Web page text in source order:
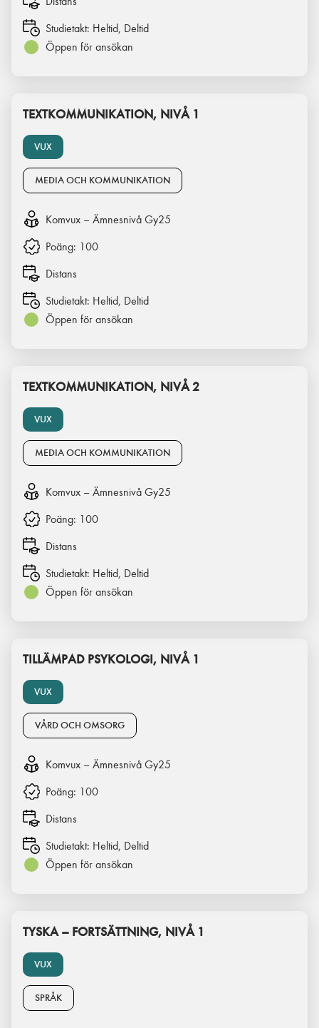
Studietakt: Heltid, Deltid
Öppen för ansökan
VUX
TEXTKOMMUNIKATION, NIVÅ 1
MEDIA OCH KOMMUNIKATION
Komvux – Ämnesnivå Gy25
Poäng: 100
Distans
Studietakt: Heltid, Deltid
Öppen för ansökan
VUX
TEXTKOMMUNIKATION, NIVÅ 2
MEDIA OCH KOMMUNIKATION
Komvux – Ämnesnivå Gy25
Poäng: 100
Distans
Studietakt: Heltid, Deltid
Öppen för ansökan
VUX
TILLÄMPAD PSYKOLOGI, NIVÅ 1
VÅRD OCH OMSORG
Komvux – Ämnesnivå Gy25
Poäng: 100
Distans
Studietakt: Heltid, Deltid
Öppen för ansökan
VUX
TYSKA – FORTSÄTTNING, NIVÅ 1
SPRÅK